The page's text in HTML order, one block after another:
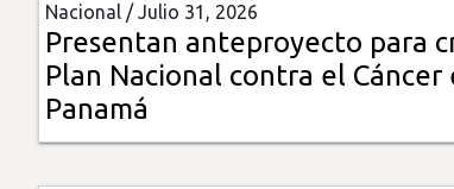
Multimedia
Impreso
Nacional /Julio 31, 2026
Presentan anteproyecto para
Plan Nacional contra el Cáncer
Panamá